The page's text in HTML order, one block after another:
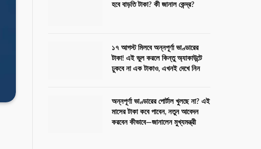
হবে বাড়তি টাকা? কী জানাল কেন্দ্র?
১৭ আগস্ট মিলবে অন্নপূর্ণা ভাণ্ডারের
টাকা! এই ভুল করলে কিন্তু অ্যাকাউন্টে
ঢুকবে না এক টাকাও, এখনই দেখে নিন
অন্নপূর্ণা ভাণ্ডারের পোর্টাল খুলছে না? এই
মাসের টাকা কবে পাবেন, নতুন আবেদন
করবেন কীভাবে—জানালেন মুখ্যমন্ত্রী